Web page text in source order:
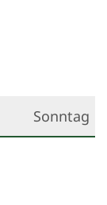
Sonntag